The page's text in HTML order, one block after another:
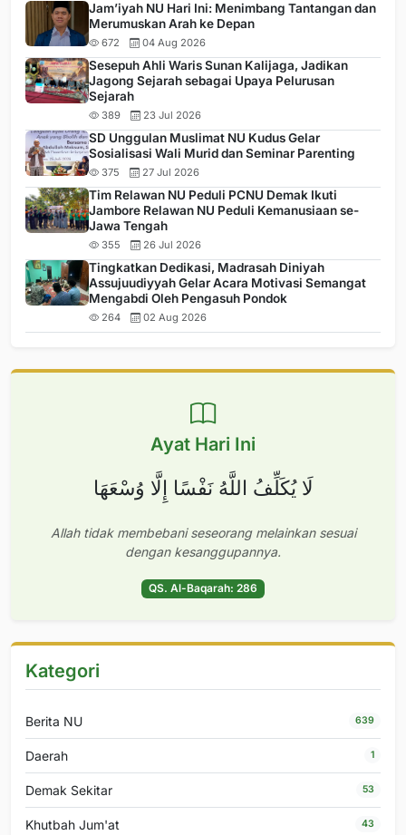
Jam’iyah NU Hari Ini: Menimbang Tantangan dan
Merumuskan Arah ke Depan
672 04 Aug 2026
Sesepuh Ahli Waris Sunan Kalijaga, Jadikan
Jagong Sejarah sebagai Upaya Pelurusan
Sejarah
389 23 Jul 2026
SD Unggulan Muslimat NU Kudus Gelar
Sosialisasi Wali Murid dan Seminar Parenting
375 27 Jul 2026
Tim Relawan NU Peduli PCNU Demak Ikuti
Jambore Relawan NU Peduli Kemanusiaan se-
Jawa Tengah
355 26 Jul 2026
Tingkatkan Dedikasi, Madrasah Diniyah
Assujuudiyyah Gelar Acara Motivasi Semangat
Mengabdi Oleh Pengasuh Pondok
264 02 Aug 2026
Ayat Hari Ini
لَا يُكَلِّفُ اللَّهُ نَفْسًا إِلَّا وُسْعَهَا
Allah tidak membebani seseorang melainkan sesuai
dengan kesanggupannya.
QS. Al-Baqarah: 286
Kategori
Berita NU 639
Daerah 1
Demak Sekitar 53
Khutbah Jum'at 43